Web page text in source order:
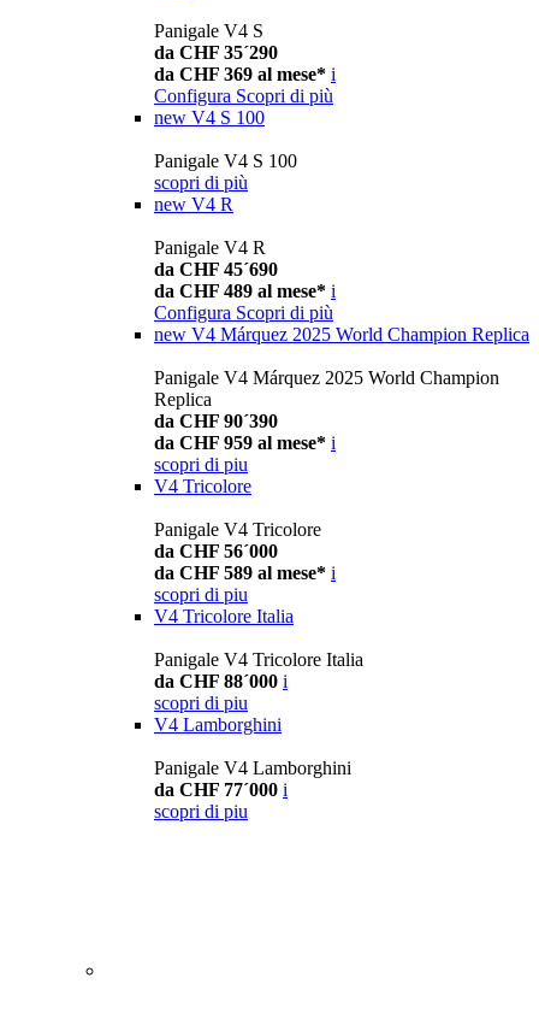
Panigale V4 S
da CHF 35´290
da CHF 369 al mese* i
Configura Scopri di più
new V4 S 100
Panigale V4 S 100
scopri di più
new V4 R
Panigale V4 R
da CHF 45´690
da CHF 489 al mese* i
Configura Scopri di più
new V4 Márquez 2025 World Champion Replica
Panigale V4 Márquez 2025 World Champion
Replica
da CHF 90´390
da CHF 959 al mese* i
scopri di piu
V4 Tricolore
Panigale V4 Tricolore
da CHF 56´000
da CHF 589 al mese* i
scopri di piu
V4 Tricolore Italia
Panigale V4 Tricolore Italia
da CHF 88´000 i
scopri di piu
V4 Lamborghini
Panigale V4 Lamborghini
da CHF 77´000 i
scopri di piu